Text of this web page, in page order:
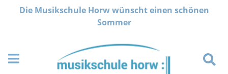
Navigation überspringen
Die Musikschule Horw wünscht einen schönen
Sommer